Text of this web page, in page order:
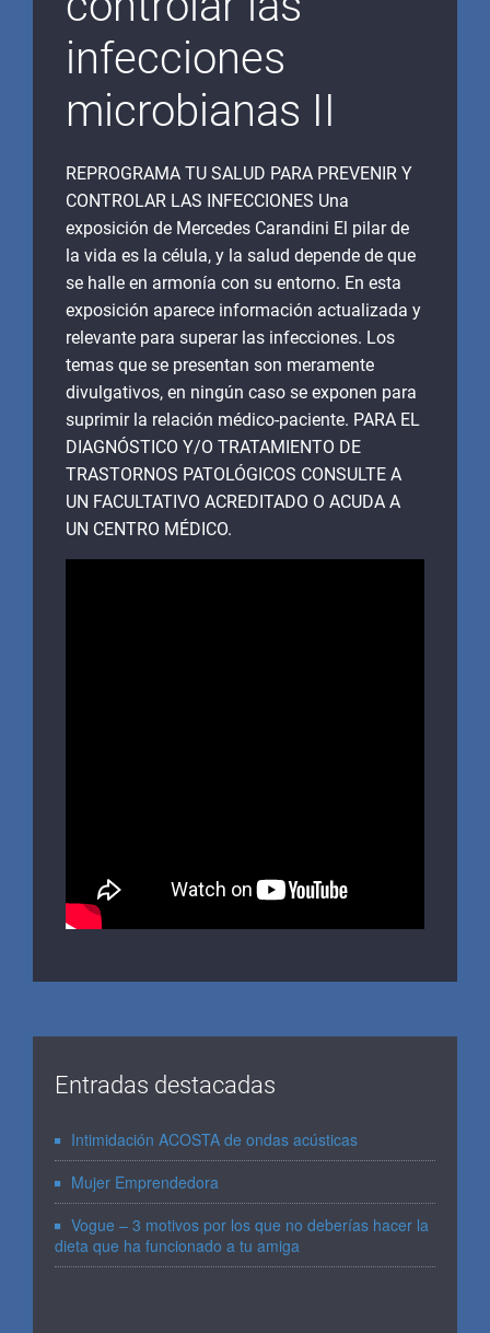
infecciones
microbianas II
REPROGRAMA TU SALUD PARA PREVENIR Y
CONTROLAR LAS INFECCIONES Una
exposición de Mercedes Carandini El pilar de
la vida es la célula, y la salud depende de que
se halle en armonía con su entorno. En esta
exposición aparece información actualizada y
relevante para superar las infecciones. Los
temas que se presentan son meramente
divulgativos, en ningún caso se exponen para
suprimir la relación médico-paciente. PARA EL
DIAGNÓSTICO Y/O TRATAMIENTO DE
TRASTORNOS PATOLÓGICOS CONSULTE A
UN FACULTATIVO ACREDITADO O ACUDA A
UN CENTRO MÉDICO.
Entradas destacadas
Intimidación ACOSTA de ondas acústicas
Mujer Emprendedora
Vogue – 3 motivos por los que no deberías hacer la
dieta que ha funcionado a tu amiga